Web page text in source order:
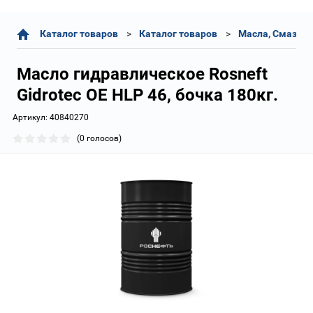
Каталог товаров Каталог товаров Масла,
Масло гидравлическое Rosneft
Gidrotec OE HLP 46, бочка 180кг.
Артикул: 40840270
(0 голосов)